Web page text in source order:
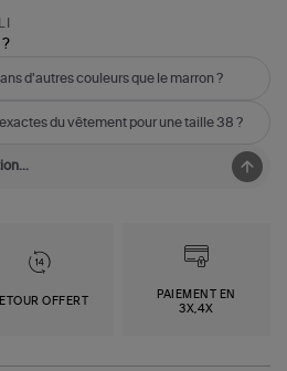
d'autres couleurs que le marron ?
du vêtement pour une taille 38 ?
OFFERT
PAIEMENT EN
3X,4X